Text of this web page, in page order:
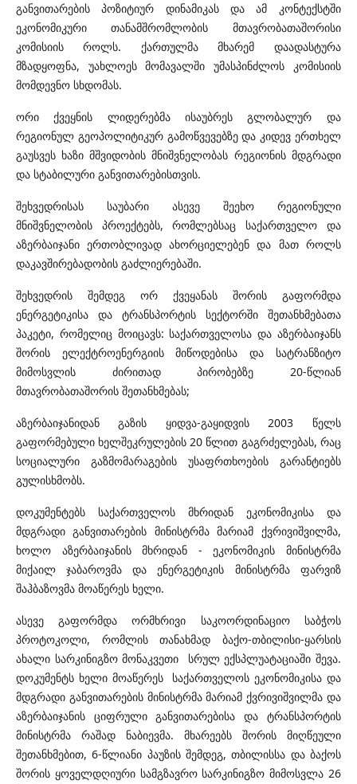
განვითარების პოზიტიურ დინამიკას და ამ კონტექსტში
ეკონომიკური თანამშრომლობის მთავრობათაშორისი
კომისიის როლს. ქართულმა მხარემ დაადასტურა
მზადყოფნა, უახლოეს მომავალში უმასპინძლოს კომისიის
მომდევნო სხდომას.
ორი ქვეყნის ლიდერებმა ისაუბრეს გლობალურ და
რეგიონულ გეოპოლიტიკურ გამოწვევებზე და კიდევ ერთხელ
გაუსვეს ხაზი მშვიდობის მნიშვნელობას რეგიონის მდგრადი
და სტაბილური განვითარებისთვის.
შეხვედრისას საუბარი ასევე შეეხო რეგიონული
მნიშვნელობის პროექტებს, რომლებსაც საქართველო და
აზერბაიჯანი ერთობლივად ახორციელებენ და მათ როლს
დაკავშირებადობის გაძლიერებაში.
შეხვედრის შემდეგ ორ ქვეყანას შორის გაფორმდა
ენერგეტიკისა და ტრანსპორტის სექტორში შეთანხმებათა
პაკეტი, რომელიც მოიცავს: საქართველოსა და აზერბაიჯანს
შორის ელექტროენერგიის მიწოდებისა და სატრანზიტო
მიმოსვლის ძირითად პირობებზე 20-წლიან
მთავრობათაშორის შეთანხმებას;
აზერბაიჯანიდან გაზის ყიდვა-გაყიდვის 2003 წელს
გაფორმებული ხელშეკრულების 20 წლით გაგრძელებას, რაც
სოციალური გაზმომარაგების უსაფრთხოების გარანტიებს
გულისხმობს.
დოკუმენტებს საქართველოს მხრიდან ეკონომიკისა და
მდგრადი განვითარების მინისტრმა მარიამ ქვრივიშვილმა,
ხოლო აზერბაიჯანის მხრიდან - ეკონომიკის მინისტრმა
მიქაილ ჯაბაროვმა და ენერგეტიკის მინისტრმა ფარვიზ
შაჰბაზოვმა მოაწერეს ხელი.
ასევე გაფორმდა ორმხრივი საკოორდინაციო საბჭოს
პროტოკოლი, რომლის თანახმად ბაქო-თბილისი-ყარსის
ახალი სარკინიგზო მონაკვეთი სრულ ექსპლუატაციაში შევა.
დოკუმენტს ხელი მოაწერეს საქართველოს ეკონომიკისა და
მდგრადი განვითარების მინისტრმა მარიამ ქვრივიშვილმა და
აზერბაიჯანის ციფრული განვითარებისა და ტრანსპორტის
მინისტრმა რაშად ნაბიევმა. მხარეებს შორის მიღწეული
შეთანხმებით, 6-წლიანი პაუზის შემდეგ, თბილისსა და ბაქოს
შორის ყოველდღიური სამგზავრო სარკინიგზო მიმოსვლა 26